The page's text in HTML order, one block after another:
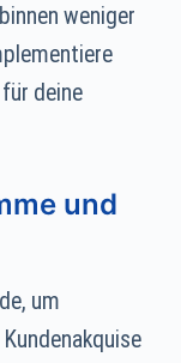
weniger
deine
und
um